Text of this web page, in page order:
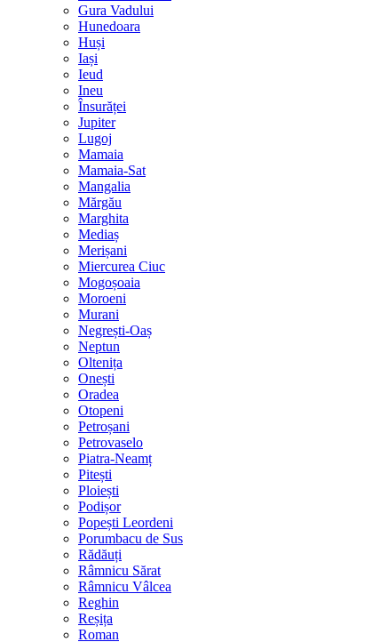
Gura Vadului
Hunedoara
Huși
Iași
Ieud
Ineu
Însurăței
Jupiter
Lugoj
Mamaia
Mamaia-Sat
Mangalia
Mărgău
Marghita
Mediaș
Merișani
Miercurea Ciuc
Mogoșoaia
Moroeni
Murani
Negrești-Oaș
Neptun
Oltenița
Onești
Oradea
Otopeni
Petroșani
Petrovaselo
Piatra-Neamț
Pitești
Ploiești
Podișor
Popești Leordeni
Porumbacu de Sus
Rădăuți
Râmnicu Sărat
Râmnicu Vâlcea
Reghin
Reșița
Roman